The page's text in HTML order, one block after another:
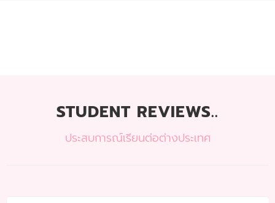
STUDENT REVIEWS..
ประสบการณ์เรียนต่อต่างประเทศ